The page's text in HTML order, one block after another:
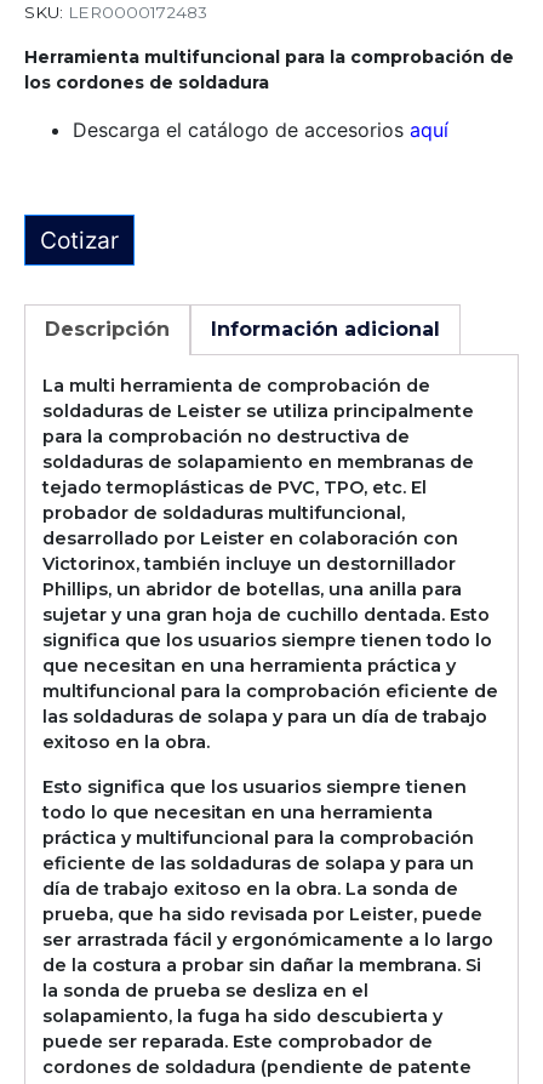
SKU: LER0000172483
Herramienta multifuncional para la comprobación de
los cordones de soldadura
Descarga el catálogo de accesorios aquí
Cotizar
Descripción Información adicional
La multi herramienta de comprobación de
soldaduras de Leister se utiliza principalmente
para la comprobación no destructiva de
soldaduras de solapamiento en membranas de
tejado termoplásticas de PVC, TPO, etc. El
probador de soldaduras multifuncional,
desarrollado por Leister en colaboración con
Victorinox, también incluye un destornillador
Phillips, un abridor de botellas, una anilla para
sujetar y una gran hoja de cuchillo dentada. Esto
significa que los usuarios siempre tienen todo lo
que necesitan en una herramienta práctica y
multifuncional para la comprobación eficiente de
las soldaduras de solapa y para un día de trabajo
exitoso en la obra.
Esto significa que los usuarios siempre tienen
todo lo que necesitan en una herramienta
práctica y multifuncional para la comprobación
eficiente de las soldaduras de solapa y para un
día de trabajo exitoso en la obra. La sonda de
prueba, que ha sido revisada por Leister, puede
ser arrastrada fácil y ergonómicamente a lo largo
de la costura a probar sin dañar la membrana. Si
la sonda de prueba se desliza en el
solapamiento, la fuga ha sido descubierta y
puede ser reparada. Este comprobador de
cordones de soldadura (pendiente de patente